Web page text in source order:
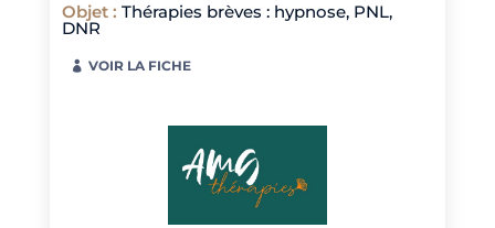
Objet : Thérapies brèves : hypnose, PNL,
DNR
VOIR LA FICHE